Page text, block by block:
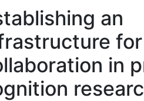
an
for
in